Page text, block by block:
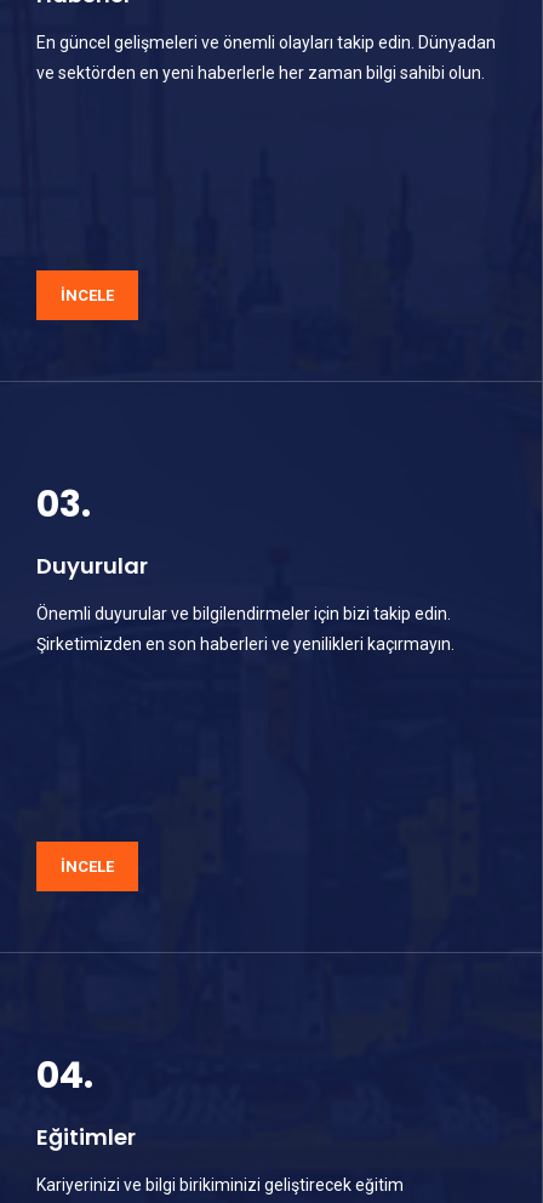
En güncel gelişmeleri ve önemli olayları takip edin. Dünyadan
ve sektörden en yeni haberlerle her zaman bilgi sahibi olun.
İNCELE
03.
Duyurular
Önemli duyurular ve bilgilendirmeler için bizi takip edin.
Şirketimizden en son haberleri ve yenilikleri kaçırmayın.
İNCELE
04.
Eğitimler
Kariyerinizi ve bilgi birikiminizi geliştirecek eğitim